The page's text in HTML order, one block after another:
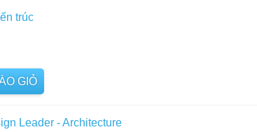
trúc
GIỎ
Leader - Architecture